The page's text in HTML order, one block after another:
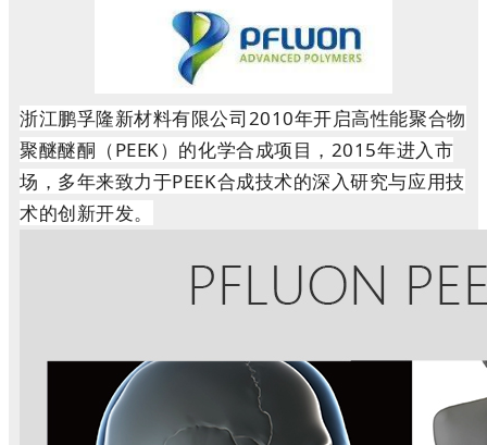
浙江鹏孚隆新材料有限公司2010年开启高性能聚合物
聚醚醚酮（PEEK）的化学合成项目，2015年进入市
场，多年来致力于PEEK合成技术的深入研究与应用技
术的创新开发。